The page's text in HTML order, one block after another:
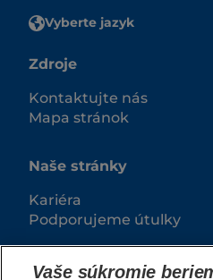
Vyberte jazyk
Zdroje
Kontaktujte nás
Mapa stránok
Naše stránky
Kariéra
Podporujeme útulky
Vaše súkromie